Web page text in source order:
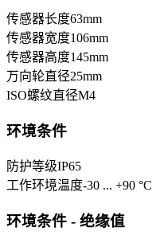
传感器长度63mm
传感器宽度106mm
传感器高度145mm
万向轮直径25mm
ISO螺纹直径M4
环境条件
防护等级IP65
工作环境温度-30 ... +90 °C
环境条件 - 绝缘值